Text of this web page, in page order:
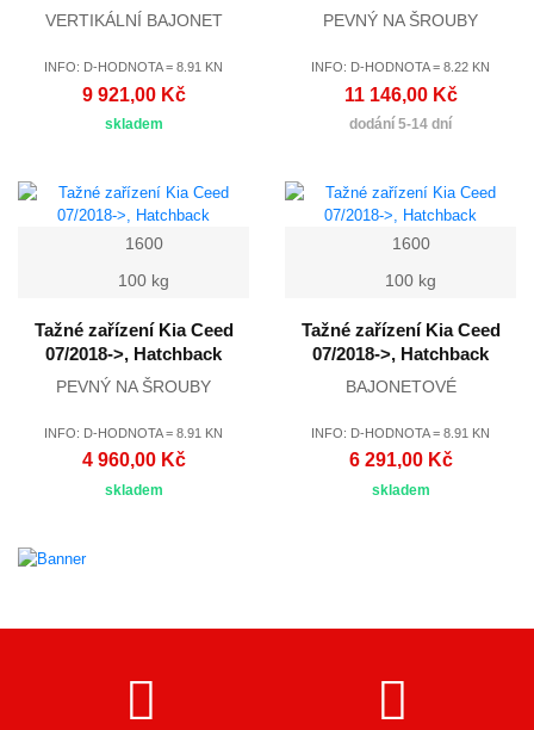
VERTIKÁLNÍ BAJONET
INFO: D-HODNOTA = 8.91 KN
9 921,00 Kč
skladem
PEVNÝ NA ŠROUBY
INFO: D-HODNOTA = 8.22 KN
11 146,00 Kč
dodání 5-14 dní
1600
100 kg
Tažné zařízení Kia Ceed
07/2018->, Hatchback
PEVNÝ NA ŠROUBY
INFO: D-HODNOTA = 8.91 KN
4 960,00 Kč
skladem
1600
100 kg
Tažné zařízení Kia Ceed
07/2018->, Hatchback
BAJONETOVÉ
INFO: D-HODNOTA = 8.91 KN
6 291,00 Kč
skladem